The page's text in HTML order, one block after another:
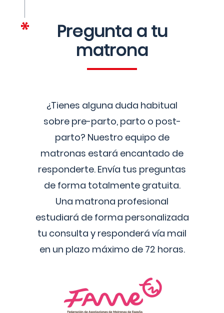
Pregunta a tu
matrona
¿Tienes alguna duda habitual
sobre pre-parto, parto o post-
parto? Nuestro equipo de
matronas estará encantado de
responderte. Envía tus preguntas
de forma totalmente gratuita.
Una matrona profesional
estudiará de forma personalizada
tu consulta y responderá vía mail
en un plazo máximo de 72 horas.